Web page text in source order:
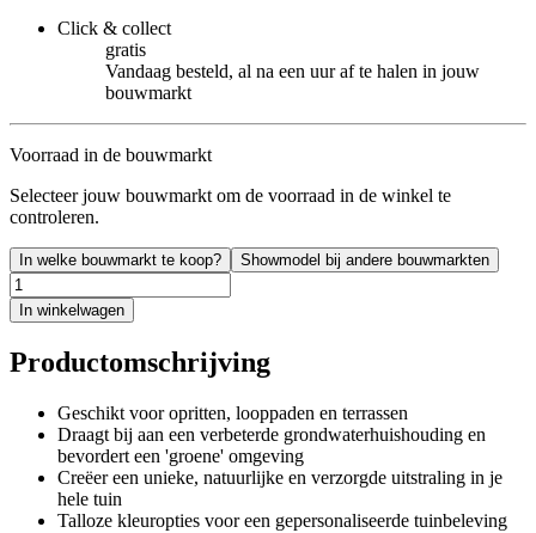
Click & collect
gratis
Vandaag besteld, al na een uur af te halen in jouw
bouwmarkt
Voorraad in de bouwmarkt
Selecteer jouw bouwmarkt om de voorraad in de winkel te
controleren.
In welke bouwmarkt te koop? Showmodel bij andere bouwmarkten
In winkelwagen
Productomschrijving
Geschikt voor opritten, looppaden en terrassen
Draagt bij aan een verbeterde grondwaterhuishouding en
bevordert een 'groene' omgeving
Creëer een unieke, natuurlijke en verzorgde uitstraling in je
hele tuin
Talloze kleuropties voor een gepersonaliseerde tuinbeleving